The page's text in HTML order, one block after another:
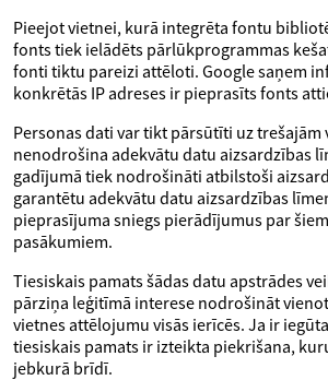
Pieejot vietnei, kurā integrēta fontu
fonts tiek ielādēts pārlūkprogrammas
fonti tiktu pareizi attēloti. Google saņem
konkrētās IP adreses ir pieprasīts fonts
Personas dati var tikt pārsūtīti uz trešajām
nenodrošina adekvātu datu aizsardzības
gadījumā tiek nodrošināti atbilstoši
garantētu adekvātu datu aizsardzības
pieprasījuma sniegs pierādījumus par
pasākumiem.
Tiesiskais pamats šādas datu apstrādes
pārziņa leģitīmā interese nodrošināt
vietnes attēlojumu visās ierīcēs. Ja ir
tiesiskais pamats ir izteikta piekrišana,
jebkurā brīdī.